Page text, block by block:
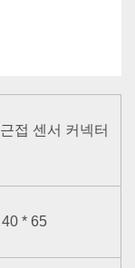
접 센서 커넥터
40 * 65